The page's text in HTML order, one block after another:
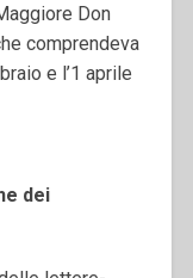
Don
comprendeva
e l’1 aprile
dei